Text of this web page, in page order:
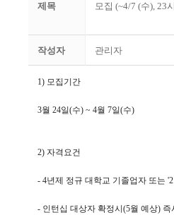
제목
모집 (~4/7 (수), 23
작성자 관리자
1) 모집기간
3월 24일(수) ~ 4월 7일(수)
2) 자격요건
- 4년제 정규 대학교 기졸업자 또는
- 인턴십 대상자 확정시 (5월 예상) 즉